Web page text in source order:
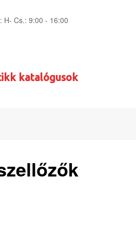
H- Cs.: 9:00 - 16:00
katalógusok